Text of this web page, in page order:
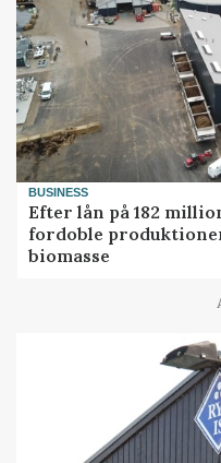
BUSINESS
Efter lån på 182
fordoble
biomasse